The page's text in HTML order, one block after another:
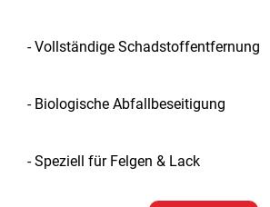
- Vollständige Schadstoffentfernung
- Biologische Abfallbeseitigung
- Speziell für Felgen & Lack